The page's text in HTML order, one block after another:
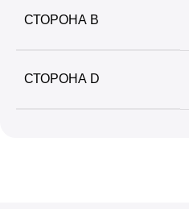
СТОРОНА B
СТОРОНА D